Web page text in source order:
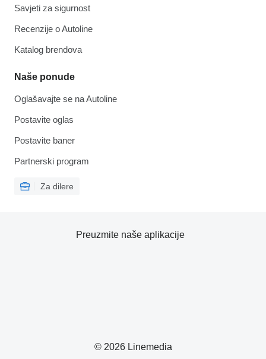
Savjeti za sigurnost
Recenzije o Autoline
Katalog brendova
Naše ponude
Oglašavajte se na Autoline
Postavite oglas
Postavite baner
Partnerski program
Za dilere
© 2026 Linemedia
Preuzmite naše aplikacije